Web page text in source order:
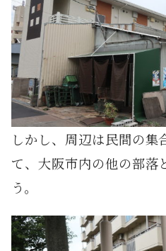
しかし、周辺は民間の集
て、大阪市内の他の部落
う。